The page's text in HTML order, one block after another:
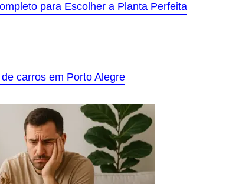
para Escolher a Planta Perfeita
carros em Porto Alegre